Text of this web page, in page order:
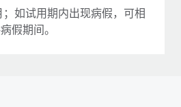
如试用期内出现病假，可相
假期间。